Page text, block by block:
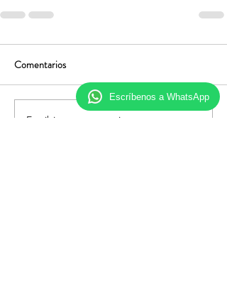
Comentarios
Escribir un comentario...
Escríbenos a WhatsApp